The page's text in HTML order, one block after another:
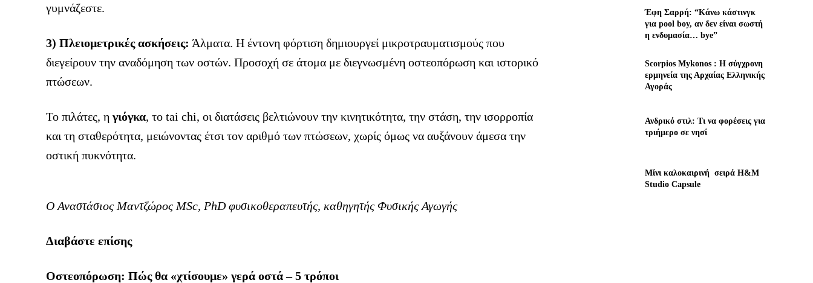
γυμνάζεστε.
3) Πλειομετρικές ασκήσεις: Άλματα. Η έντονη φόρτιση δημιουργεί μικροτραυματισμούς που
διεγείρουν την αναδόμηση των οστών. Προσοχή σε άτομα με διεγνωσμένη οστεοπόρωση και ιστορικό
πτώσεων.
Το πιλάτες, η γιόγκα, το tai chi, οι διατάσεις βελτιώνουν την κινητικότητα, την στάση, την ισορροπία
και τη σταθερότητα, μειώνοντας έτσι τον αριθμό των πτώσεων, χωρίς όμως να αυξάνουν άμεσα την
οστική πυκνότητα.
O Αναστάσιος Μαντζώρος MSc, PhD φυσικοθεραπευτής, καθηγητής Φυσικής Αγωγής
Διαβάστε επίσης
Οστεοπόρωση: Πώς θα «χτίσουμε» γερά οστά – 5 τρόποι
Έφη Σαρρή: “Κάνω κάστινγκ
για pool boy, αν δεν είναι σωστή
η ενδυμασία… bye”
Scorpios Mykonos : Η σύγχρονη
ερμηνεία της Αρχαίας Ελληνικής
Αγοράς
Ανδρικό στιλ: Τι να φορέσεις για
τριήμερο σε νησί
Μίνι καλοκαιρινή σειρά H&M
Studio Capsule